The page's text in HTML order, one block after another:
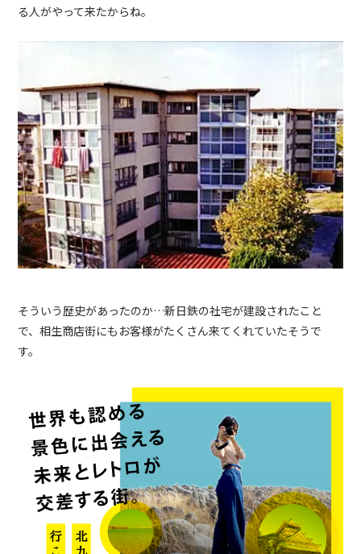
る人がやって来たからね。
そういう歴史があったのか…新日鉄の社宅が建設されたこと
で、相生商店街にもお客様がたくさん来てくれていたそうで
す。